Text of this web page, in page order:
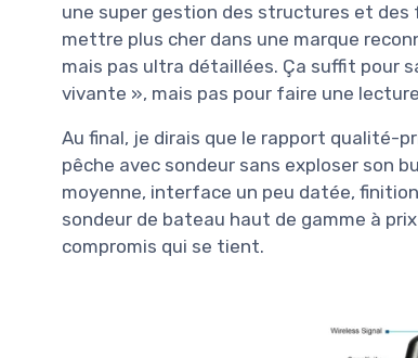
une super gestion des structures et des
mettre plus cher dans une marque
mais pas ultra détaillées. Ça suffit pour
vivante », mais pas pour faire une
Au final, je dirais que le rapport qualité-
pêche avec sondeur sans exploser son
moyenne, interface un peu datée,
sondeur de bateau haut de gamme à
compromis qui se tient.